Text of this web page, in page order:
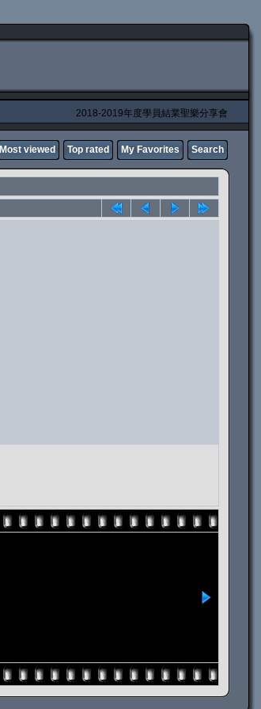
2018-2019年度學員結業聖樂分享會
Most viewed Top rated My Favorites Search